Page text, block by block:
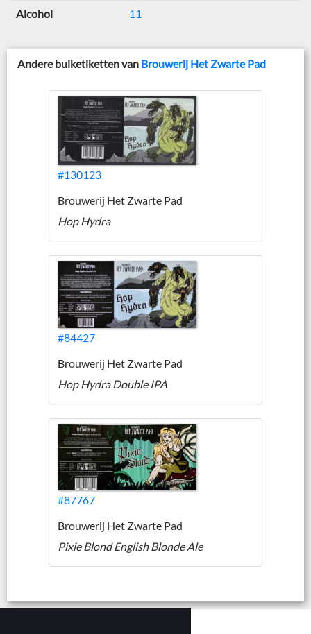
Alcohol 11
Andere buiketiketten van Brouwerij Het Zwarte Pad
#130123
Brouwerij Het Zwarte Pad
Hop Hydra
#84427
Brouwerij Het Zwarte Pad
Hop Hydra Double IPA
#87767
Brouwerij Het Zwarte Pad
Pixie Blond English Blonde Ale